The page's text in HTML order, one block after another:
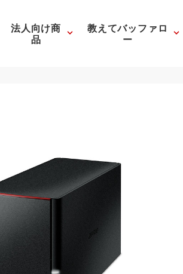
法人向け商
品
教えてバッファロ
ー